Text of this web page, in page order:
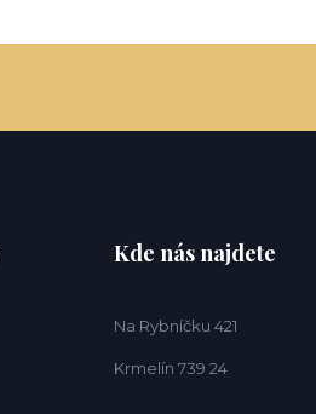
Kde nás najdete
Na Rybníčku 421
Krmelín 739 24